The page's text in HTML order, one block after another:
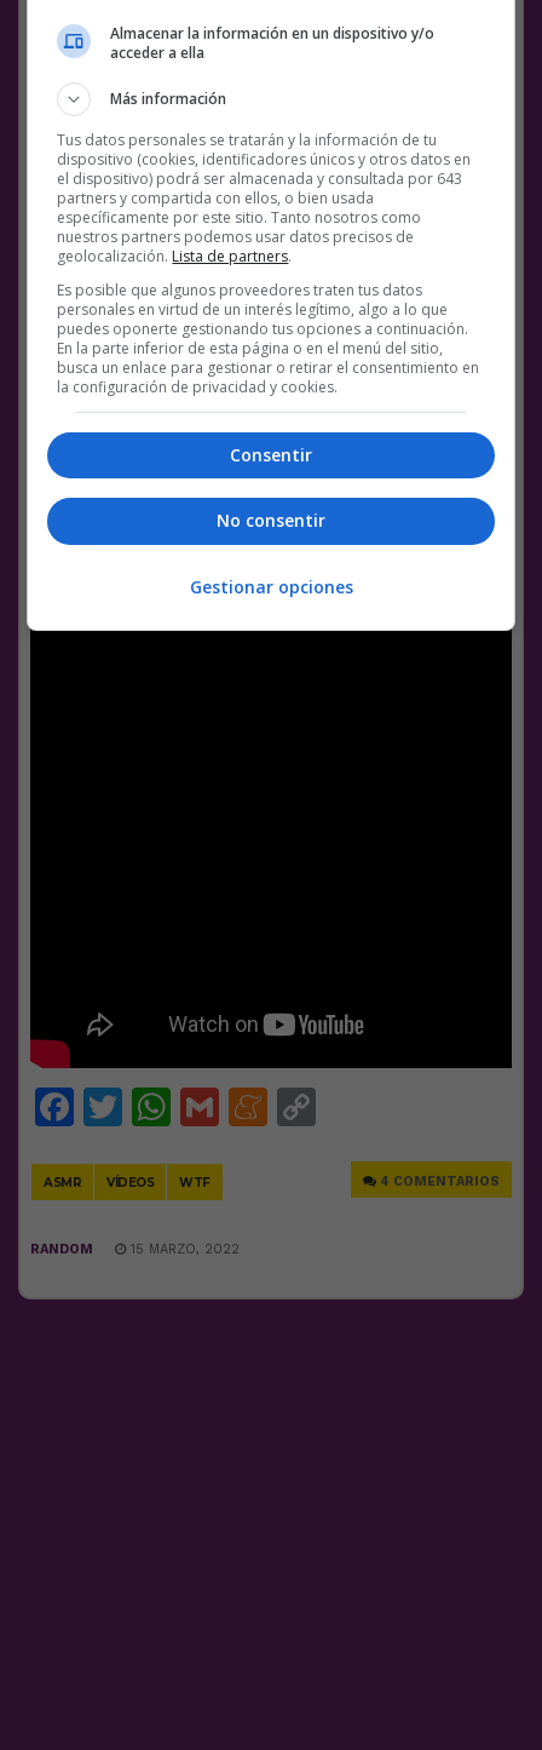
Facebook
Twitter
WhatsApp
GmailMeneame
ASMR VÍDEOS WTF 4 COMENTARIOS
RANDOM 15 MARZO, 2022
Almacenar la información en un dispositivo y/o
acceder a ella
Más información
Tus datos personales se tratarán y la información de tu
dispositivo (cookies, identificadores únicos y otros datos en
el dispositivo) podrá ser almacenada y consultada por 643
partners y compartida con ellos, o bien usada
específicamente por este sitio. Tanto nosotros como
nuestros partners podemos usar datos precisos de
geolocalización. Lista de partners.
Es posible que algunos proveedores traten tus datos
personales en virtud de un interés legítimo, algo a lo que
puedes oponerte gestionando tus opciones a continuación.
En la parte inferior de esta página o en el menú del sitio,
busca un enlace para gestionar o retirar el consentimiento en
la configuración de privacidad y cookies.
Consentir
No consentir
Gestionar opciones